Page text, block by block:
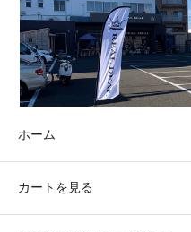
ホーム
カートを見る